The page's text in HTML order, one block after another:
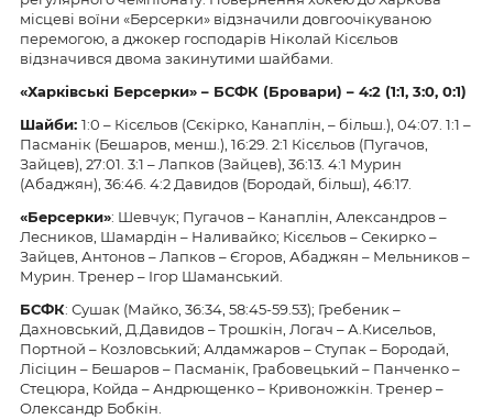
місцеві воїни «Берсерки» відзначили довгоочікуваною
перемогою, а джокер господарів Ніколай Кісєльов
відзначився двома закинутими шайбами.
«Харківські Берсерки» – БСФК (Бровари) – 4:2 (1:1, 3:0, 0:1)
Шайби: 1:0 – Кісєльов (Сєкірко, Канаплін, – більш.), 04:07. 1:1 –
Пасманік (Бешаров, менш.), 16:29. 2:1 Кісєльов (Пугачов,
Зайцев), 27:01. 3:1 –Лапков (Зайцев), 36:13. 4:1 Мурин
(Абаджян), 36:46. 4:2Давидов (Бородай, більш), 46:17.
«Берсерки»: Шевчук; Пугачов – Канаплін, Александров –
Лесников, Шамардін – Наливайко; Кісєльов – Секирко –
Зайцев, Антонов – Лапков – Єгоров, Абаджян – Мельников –
Мурин. Тренер– Ігор Шаманський.
БСФК: Сушак (Майко, 36:34, 58:45-59.53); Гребеник –
Дахновський, Д.Давидов – Трошкін, Логач –А.Кисельов,
Портной – Козловський; Алдамжаров – Ступак – Бородай,
Лісіцин – Бешаров – Пасманік, Грабовецький – Панченко–
Стецюра, Койда – Андрющенко – Кривоножкін. Тренер –
Олександр Бобкін.